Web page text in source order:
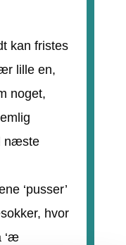
kan fristes
lille en,
noget,
næste
‘pusser’
hvor
‘æ